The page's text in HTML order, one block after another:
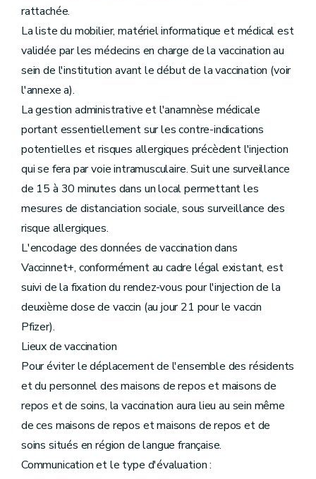
rattachée.
La liste du mobilier, matériel informatique et médical est
validée par les médecins en charge de la vaccination au
sein de l'institution avant le début de la vaccination (voir
l'annexe a).
La gestion administrative et l'anamnèse médicale
portant essentiellement sur les contre-indications
potentielles et risques allergiques précèdent l'injection
qui se fera par voie intramusculaire. Suit une surveillance
de 15 à 30 minutes dans un local permettant les
mesures de distanciation sociale, sous surveillance des
risque allergiques.
L'encodage des données de vaccination dans
Vaccinnet+, conformément au cadre légal existant, est
suivi de la fixation du rendez-vous pour l'injection de la
deuxième dose de vaccin (au jour 21 pour le vaccin
Pfizer).
Lieux de vaccination
Pour éviter le déplacement de l'ensemble des résidents
et du personnel des maisons de repos et maisons de
repos et de soins, la vaccination aura lieu au sein même
de ces maisons de repos et maisons de repos et de
soins situés en région de langue française.
Communication et le type d'évaluation :